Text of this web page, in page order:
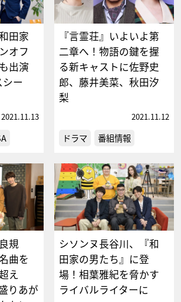
田家
オフ
出演
ー
2021.11.13
『言霊荘』いよいよ第
二章へ！物語の鍵を握
る新キャストに佐野史
郎、藤井美菜、秋田汐
梨
2021.11.12
ドラマ 番組情報
規
曲を
え
りあが
シソンヌ長谷川、『和
田家の男たち』に登
場！相葉雅紀を脅かす
ライバルライターに